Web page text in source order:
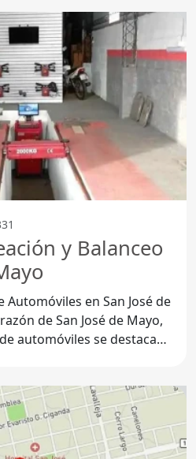
y Balanceo
Automóviles en San José de
automóviles se destaca